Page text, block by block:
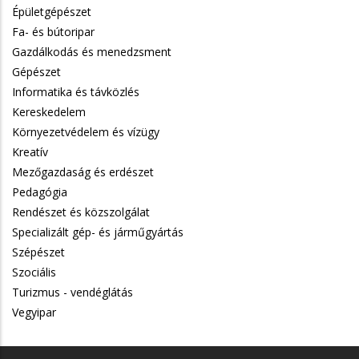
Épületgépészet
Fa- és bútoripar
Gazdálkodás és menedzsment
Gépészet
Informatika és távközlés
Kereskedelem
Környezetvédelem és vízügy
Kreatív
Mezőgazdaság és erdészet
Pedagógia
Rendészet és közszolgálat
Specializált gép- és járműgyártás
Szépészet
Szociális
Turizmus - vendéglátás
Vegyipar